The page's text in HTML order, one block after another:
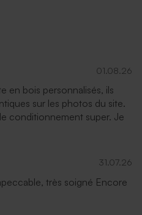
01.08.26
en bois personnalisés, ils
sur les photos du site.
conditionnement super. Je
31.07.26
très soigné Encore